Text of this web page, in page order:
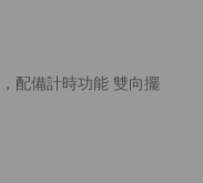
配備計時功能 雙向擺